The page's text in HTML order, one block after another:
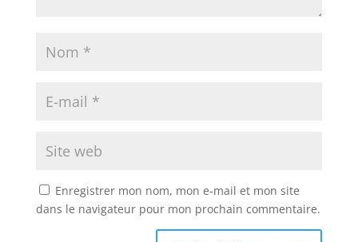
Enregistrer mon nom, mon e-mail et mon site
dans le navigateur pour mon prochain commentaire.